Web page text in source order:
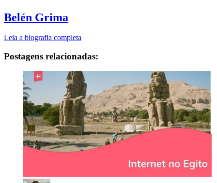
Belén Grima
Leia a biografia completa
Postagens relacionadas: